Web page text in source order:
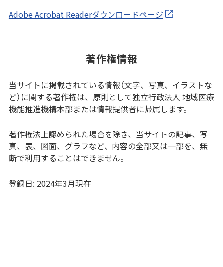
Adobe Acrobat Readerダウンロードページ
著作権情報
当サイトに掲載されている情報（文字、写真、イラストな
ど）に関する著作権は、原則として独立行政法人 地域医療
機能推進機構本部または情報提供者に帰属します。
著作権法上認められた場合を除き、当サイトの記事、写
真、表、図面、グラフなど、内容の全部又は一部を、無
断で利用することはできません。
登録日: 2024年3月現在